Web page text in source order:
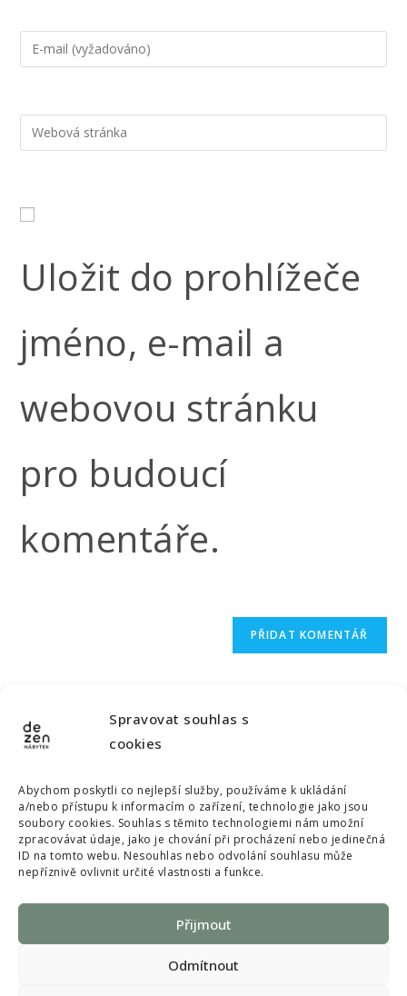
Spravovat souhlas s
cookies
Abychom poskytli co nejlepší služby, používáme k ukládání
a/nebo přístupu k informacím o zařízení, technologie jako jsou
soubory cookies. Souhlas s těmito technologiemi nám umožní
zpracovávat údaje, jako je chování při procházení nebo jedinečná
ID na tomto webu. Nesouhlas nebo odvolání souhlasu může
nepříznivě ovlivnit určité vlastnosti a funkce.
Přijmout
Odmítnout
Uložit do prohlížeče
jméno, e-mail a
webovou stránku
pro budoucí
komentáře.
dezen.nabytek@gmail.com
© Copyright 2022 Dezen nábytek, All rights reserved
Souhlas s poskytnutím osobních údajů a s použitím souborů